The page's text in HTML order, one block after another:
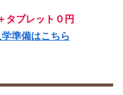
タブレット０円
準備はこちら